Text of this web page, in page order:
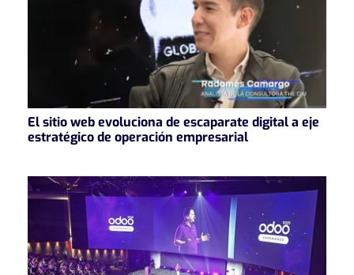
El sitio web evoluciona de escaparate digital a eje
estratégico de operación empresarial